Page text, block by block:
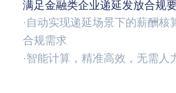
满足金融类企业递延发放合规
·自动实现递延场景下的薪酬核
合规需求
·智能计算，精准高效，无需人